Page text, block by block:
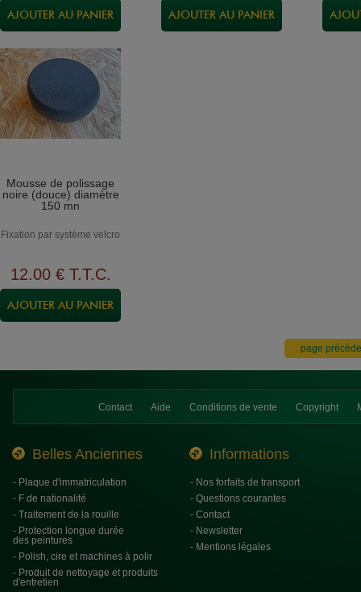
Mousse de polissage
noire (douce) diamètre
150 mn
Fixation par système velcro
12.00 € T.T.C.
Contact Aide Conditions de vente Copyright
Belles Anciennes Informations
- Plaque d'immatriculation
- F de nationalité
- Traitement de la rouille
- Protection longue durée
des peintures
- Polish, cire et machines à polir
- Produit de nettoyage et produits
d'entretien
- Nos forfaits de transport
- Questions courantes
- Contact
- Newsletter
- Mentions légales